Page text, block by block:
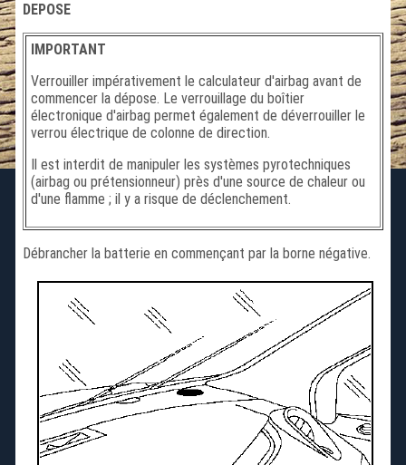
DEPOSE
IMPORTANT
Verrouiller impérativement le calculateur d'airbag avant de
commencer la dépose. Le verrouillage du boîtier
électronique d'airbag permet également de déverrouiller le
verrou électrique de colonne de direction.
Il est interdit de manipuler les systèmes pyrotechniques
(airbag ou prétensionneur) près d'une source de chaleur ou
d'une flamme ; il y a risque de déclenchement.
Débrancher la batterie en commençant par la borne négative.